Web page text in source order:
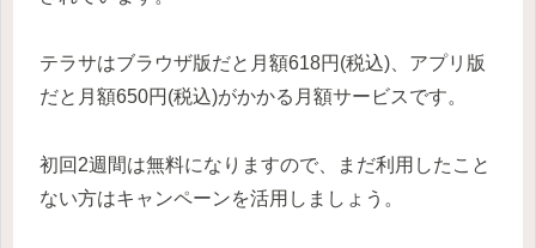
テラサはブラウザ版だと月額618円(税込)、アプリ版
だと月額650円(税込)がかかる月額サービスです。
初回2週間は無料になりますので、まだ利用したこと
ない方はキャンペーンを活用しましょう。